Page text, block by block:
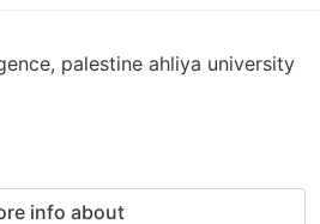
palestine ahliya university
info about